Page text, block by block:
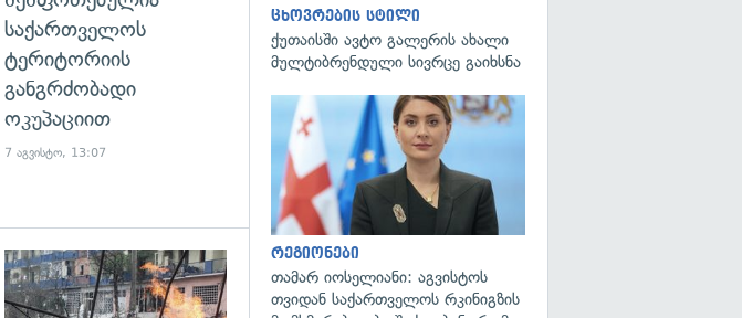
საქართველოს
ტერიტორიის
განგრძობადი
ოკუპაციით
7 აგვისტო, 13:07
გადახედვა გადახედვა
ცხოვრების სტილი
ქუთაისში ავტო გალერის ახალი
მულტიბრენდული სივრცე გაიხსნა
რეგიონები
თამარ იოსელიანი: აგვისტოს
თვიდან საქართველოს რკინიგზის